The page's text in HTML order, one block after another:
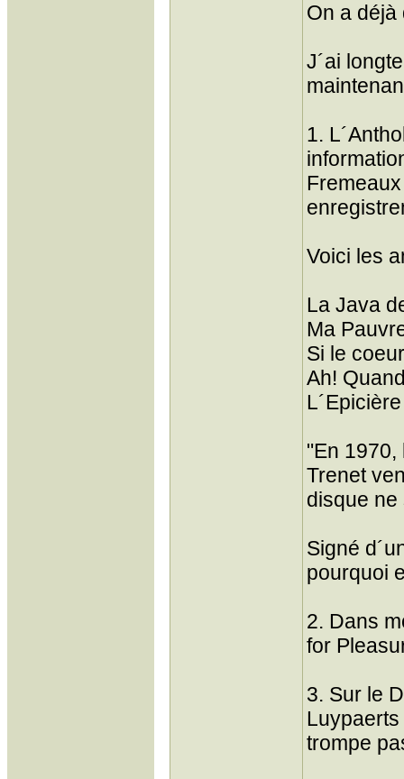
On a
J´ai
1.
Voici les
La Java
Ma
Si le
Ah!
"En
Trenet
disque
Signé
pourquoi
2. Dans
for
3. Sur le
trompe